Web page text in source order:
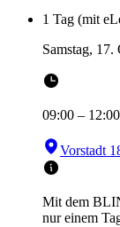
1 Tag (mit
Samstag,
09:00 – 12:00
Vorstadt
Mit dem
nur einem